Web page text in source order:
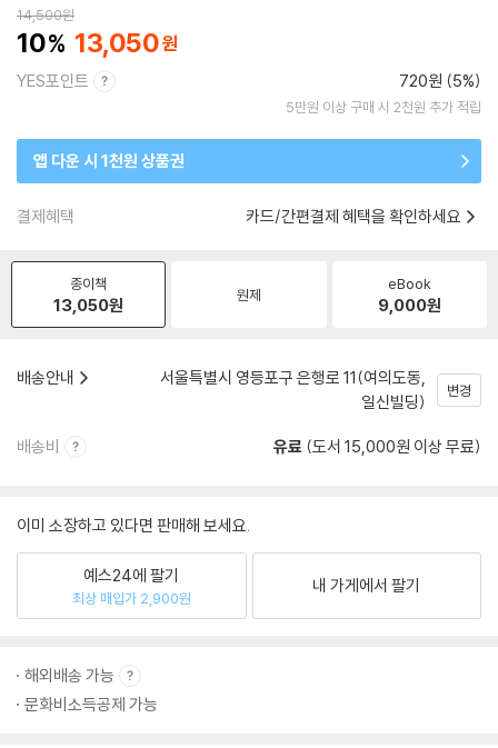
14,500원
10 13,050
YES포인트 720원 (5%)
5만원 이상 구매 시 2천원 추가 적립
앱 다운 시 1천원 상품권
결제혜택 카드/간편결제 혜택을 확인하세요
종이책
13,050원 원제
eBook
9,000원
배송안내
서울특별시 영등포구 은행로 11(여의도동,
일신빌딩)
변경
배송비 유료 (도서 15,000원 이상 무료)
이미 소장하고 있다면 판매해 보세요.
예스24에 팔기
최상 매입가 2,900원
내 가게에서 팔기
해외배송 가능
문화비소득공제 가능